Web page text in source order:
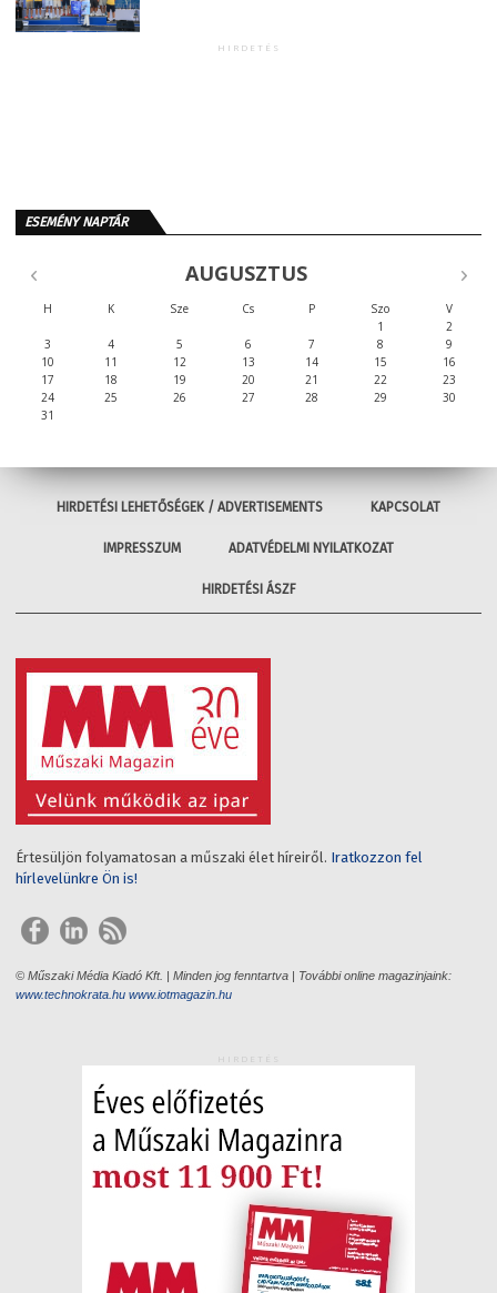
HIRDETÉS
ESEMÉNY NAPTÁR
AUGUSZTUS
H K Sze Cs P Szo
V
1
2
3
4 5 6 7 8
9
10
11 12 13 14 15
16
17
18 19 20 21 22
23
24
25 26 27 28 29
30
31
HIRDETÉSI LEHETŐSÉGEK / ADVERTISEMENTS KAPCSOLAT
IMPRESSZUM ADATVÉDELMI NYILATKOZAT
HIRDETÉSI ÁSZF
Értesüljön folyamatosan a műszaki élet híreiről. Iratkozzon fel
hírlevelünkre Ön is!
© Műszaki Média Kiadó Kft. | Minden jog fenntartva | További online magazinjaink:
www.technokrata.hu www.iotmagazin.hu
HIRDETÉS